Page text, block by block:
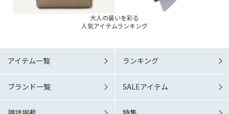
大人の装いを彩る
人気アイテムランキング
アイテム一覧 ランキング
ブランド一覧 SALEアイテム